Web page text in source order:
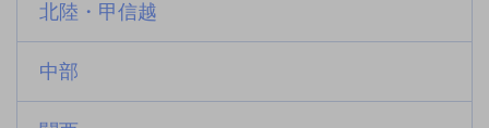
北陸・甲信越
中部